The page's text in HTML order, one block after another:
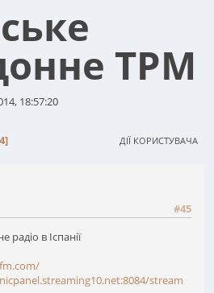
ТРМ
18:57:20
4 ДІЇ КОРИСТУВАЧА
#45
радіо в Іспанії
stream